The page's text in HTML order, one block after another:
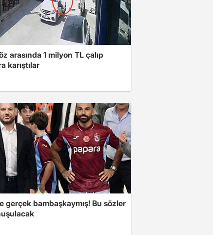
arasında 1 milyon TL çalıp
karıştılar
gerçek bambaşkaymış! Bu sözler